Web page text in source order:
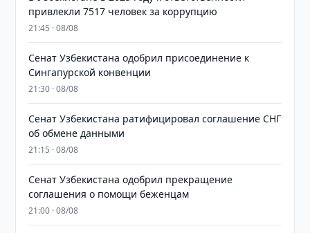
привлекли 7517 человек за коррупцию
21:45 · 08/08
Сенат Узбекистана одобрил присоединение к
Сингапурской конвенции
21:30 · 08/08
Сенат Узбекистана ратифицировал соглашение СНГ
об обмене данными
21:15 · 08/08
Сенат Узбекистана одобрил прекращение
соглашения о помощи беженцам
21:00 · 08/08